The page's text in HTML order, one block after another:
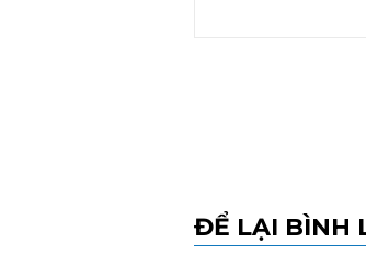
ĐỂ LẠI BÌNH